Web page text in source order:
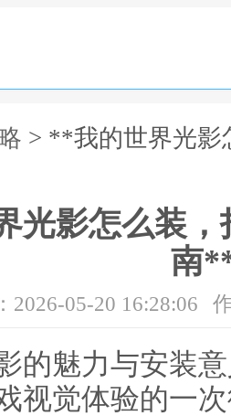
> **我的世界光影
光影怎么装
南
2026-05-20 16:28:06
的魅力与安装
视觉体验的一